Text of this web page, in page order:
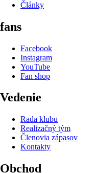
Články
fans
Facebook
Instagram
YouTube
Fan shop
Vedenie
Rada klubu
Realizačný tým
Členovia zápasov
Kontakty
Obchod